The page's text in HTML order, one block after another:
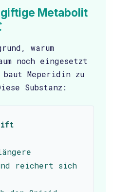
giftige Metabolit
warum
noch eingesetzt
Meperidin zu
Substanz:
reichert sich